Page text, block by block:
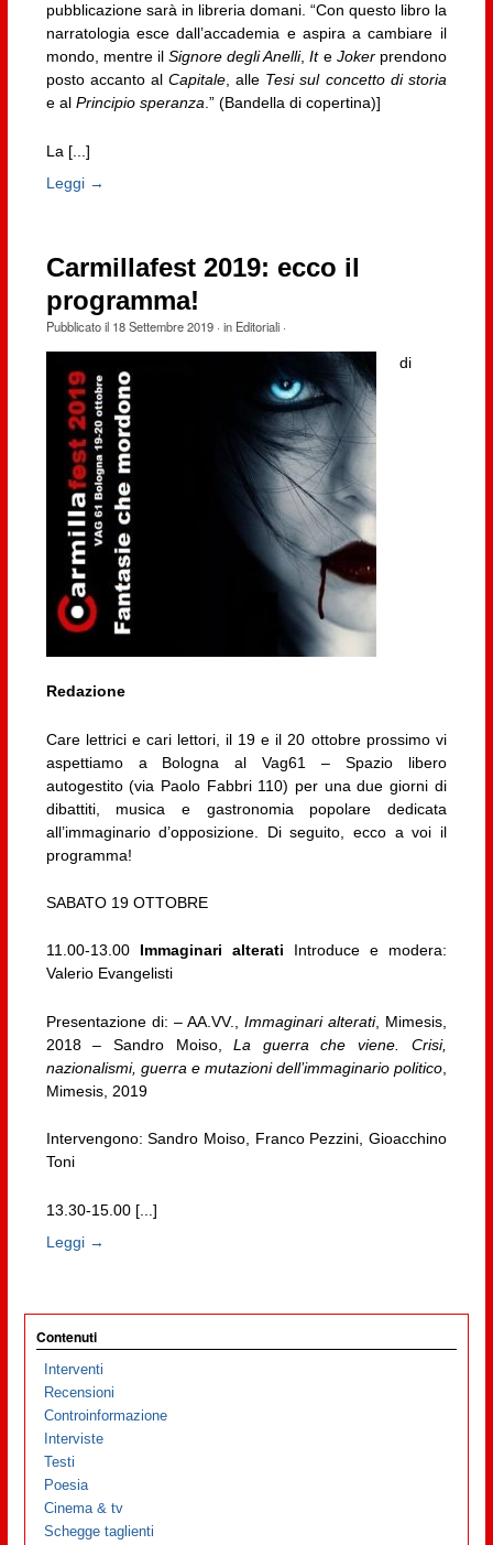
pubblicazione sarà in libreria domani. “Con questo libro la
narratologia esce dall’accademia e aspira a cambiare il
mondo, mentre ilSignore degli Anelli,Ite Jokerprendono
posto accanto alCapitale, alle Tesi sul concetto di storia
e al Principio speranza.” (Bandella di copertina)]
La [...]
Leggi →
Carmillafest 2019: ecco il
programma!
Pubblicato il 18 Settembre 2019· in Editoriali·
di
Redazione
Care lettrici e cari lettori, il 19 e il 20 ottobre prossimo vi
aspettiamo a Bologna al Vag61 – Spazio libero
autogestito (via Paolo Fabbri 110) per una due giorni di
dibattiti, musica e gastronomia popolare dedicata
all’immaginario d’opposizione. Di seguito, ecco a voi il
programma!
SABATO 19 OTTOBRE
11.00-13.00 Immaginari alterati Introduce e modera:
Valerio Evangelisti
Presentazione di: – AA.VV., Immaginari alterati, Mimesis,
2018 – Sandro Moiso,La guerra che viene. Crisi,
nazionalismi, guerra e mutazioni dell’immaginario politico,
Mimesis, 2019
Intervengono: Sandro Moiso, Franco Pezzini, Gioacchino
Toni
13.30-15.00 [...]
Leggi →
Contenuti
Interventi
Recensioni
Controinformazione
Interviste
Testi
Poesia
Cinema & tv
Schegge taglienti